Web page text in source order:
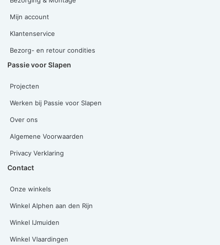
Mijn account
Klantenservice
Bezorg- en retour condities
Passie voor Slapen
Projecten
Werken bij Passie voor Slapen
Over ons
Algemene Voorwaarden
Privacy Verklaring
Contact
Onze winkels
Winkel Alphen aan den Rijn
Winkel IJmuiden
Winkel Vlaardingen